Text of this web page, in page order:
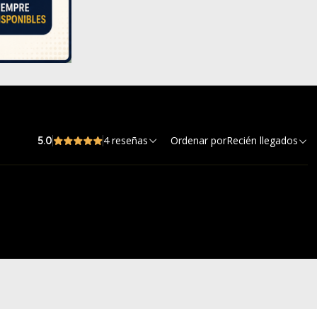
5.0 4 reseñas Ordenar porRecién llegados